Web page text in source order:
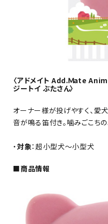
〈アドメイト Add.Ｍate
ジートイ ぶたさん〉
オーナー様が投げやすく、愛
音が鳴る笛付き。噛みごこちの
・対象：超小型犬～小型犬
■商品情報